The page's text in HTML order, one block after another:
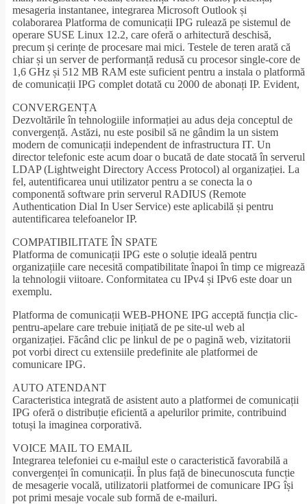
mesageria instantanee, integrarea Microsoft Outlook și
colaborarea Platforma de comunicații IPG rulează pe sistemul de
operare SUSE Linux 12.2, care oferă o arhitectură deschisă,
precum și cerințe de procesare mai mici. Testele de teren arată că
chiar și un server de performanță redusă cu procesor single-core de
1,6 GHz și 512 MB RAM este suficient pentru a instala o platformă
de comunicații IPG complet dotată cu 2000 de abonați IP. Evident,
CONVERGENȚA
Dezvoltările în tehnologiile informației au adus deja conceptul de
convergență. Astăzi, nu este posibil să ne gândim la un sistem
modern de comunicații independent de infrastructura IT. Un
director telefonic este acum doar o bucată de date stocată în serverul
LDAP (Lightweight Directory Access Protocol) al organizației. La
fel, autentificarea unui utilizator pentru a se conecta la o
componentă software prin serverul RADIUS (Remote
Authentication Dial In User Service) este aplicabilă și pentru
autentificarea telefoanelor IP.
COMPATIBILITATE ÎN SPATE
Platforma de comunicații IPG este o soluție ideală pentru
organizațiile care necesită compatibilitate înapoi în timp ce migrează
la tehnologii viitoare. Conformitatea cu IPv4 și IPv6 este doar un
exemplu.
Platforma de comunicații WEB-PHONE IPG acceptă funcția clic-
pentru-apelare care trebuie inițiată de pe site-ul web al
organizației. Făcând clic pe linkul de pe o pagină web, vizitatorii
pot vorbi direct cu extensiile predefinite ale platformei de
comunicare IPG.
AUTO ATENDANT
Caracteristica integrată de asistent auto a platformei de comunicații
IPG oferă o distribuție eficientă a apelurilor primite, contribuind
totuși la imaginea corporativă.
VOICE MAIL TO EMAIL
Integrarea telefoniei cu e-mailul este o caracteristică favorabilă a
convergenței în comunicații. În plus față de binecunoscuta funcție
de mesagerie vocală, utilizatorii platformei de comunicare IPG își
pot primi mesaje vocale sub formă de e-mailuri.